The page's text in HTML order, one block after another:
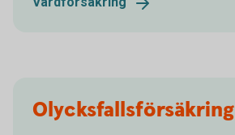
Olycksfallsförsäkring